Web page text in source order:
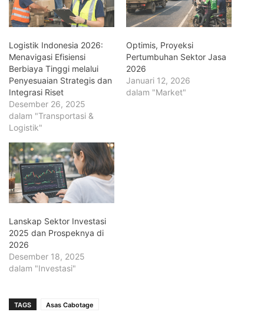
Logistik Indonesia 2026:
Menavigasi Efisiensi
Berbiaya Tinggi melalui
Penyesuaian Strategis dan
Integrasi Riset
Desember 26, 2025
dalam "Transportasi &
Logistik"
Optimis, Proyeksi
Pertumbuhan Sektor Jasa
2026
Januari 12, 2026
dalam "Market"
Lanskap Sektor Investasi
2025 dan Prospeknya di
2026
Desember 18, 2025
dalam "Investasi"
TAGS
Asas Cabotage